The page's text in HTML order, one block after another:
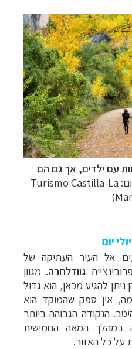
עם ילדים, אך גם הם
(צילום: Turismo Castilla-La
יום
אל העיר העתיקה של
גוודלחרה. מגוון
ניתן להגיע מכאן, הוא גדול
אין ספק שהמוקד הוא
הנקודה הגבוהה ביותר
במהלך המאה החמישית
על כל האזור.